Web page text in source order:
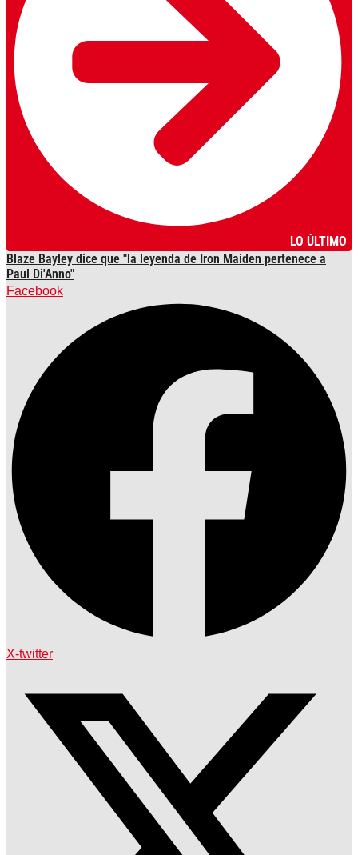
LO ÚLTIMO
Blaze Bayley dice que "la leyenda de Iron Maiden pertenece a
Paul Di'Anno"
Facebook
X-twitter